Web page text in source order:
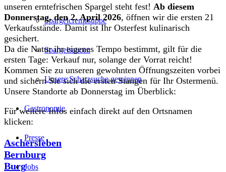
Spargelcremesuppe
Spargelsaucen
Unsere Schatzsuche gewinnen
Gastronomie
Presse
Jobs
unseren erntefrischen Spargel steht fest! Ab diesem
Donnerstag, den 2. April 2026, öffnen wir die ersten 21
Verkaufsstände. Damit ist Ihr Osterfest kulinarisch
gesichert.
Da die Natur ihr eigenes Tempo bestimmt, gilt für die
ersten Tage: Verkauf nur, solange der Vorrat reicht!
Kommen Sie zu unseren gewohnten Öffnungszeiten vorbei
und sichern Sie sich die ersten Stangen für Ihr Ostermenü.
Unsere Standorte ab Donnerstag im Überblick:
Für weitere Infos einfach direkt auf den Ortsnamen
klicken:
Aschersleben
Bernburg
Burg